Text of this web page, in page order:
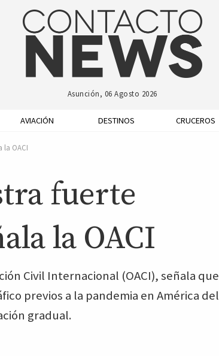
Asunción, 06 Agosto 2026
AVIACIÓN DESTINOS CRUCEROS
la OACI
fuerte
la OACI
Civil Internacional (OACI), señala que
previos a la pandemia en América del
gradual.